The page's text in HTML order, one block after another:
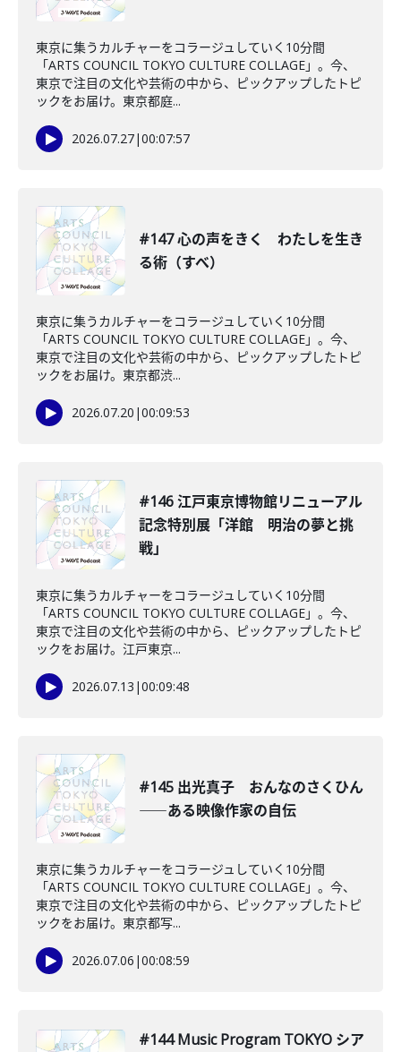
東京に集うカルチャーをコラージュしていく10分間
「ARTS COUNCIL TOKYO CULTURE COLLAGE」。今、
東京で注目の文化や芸術の中から、ピックアップしたトピ
ックをお届け。東京都庭...
2026.07.27|00:07:57
#147 心の声をきく わたしを生き
る術（すべ）
東京に集うカルチャーをコラージュしていく10分間
「ARTS COUNCIL TOKYO CULTURE COLLAGE」。今、
東京で注目の文化や芸術の中から、ピックアップしたトピ
ックをお届け。東京都渋...
2026.07.20 |00:09:53
#146 江戸東京博物館リニューアル
記念特別展「洋館 明治の夢と挑
戦」
東京に集うカルチャーをコラージュしていく10分間
「ARTS COUNCIL TOKYO CULTURE COLLAGE」。今、
東京で注目の文化や芸術の中から、ピックアップしたトピ
ックをお届け。江戸東京...
2026.07.13 |00:09:48
#145 出光真子 おんなのさくひん
――ある映像作家の自伝
東京に集うカルチャーをコラージュしていく10分間
「ARTS COUNCIL TOKYO CULTURE COLLAGE」。今、
東京で注目の文化や芸術の中から、ピックアップしたトピ
ックをお届け。東京都写...
2026.07.06 |00:08:59
#144 Music Program TOKYO シア